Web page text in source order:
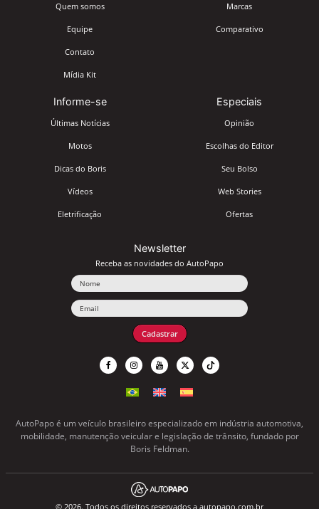
Quem somos
Equipe
Contato
Mídia Kit
Marcas
Comparativo
Informe-se
Últimas Notícias
Motos
Dicas do Boris
Vídeos
Eletrificação
Especiais
Opinião
Escolhas do Editor
Seu Bolso
Web Stories
Ofertas
Newsletter
Receba as novidades do AutoPapo
Cadastrar
AutoPapo é um veículo brasileiro especializado em indústria automotiva,
mobilidade, manutenção veicular e legislação de trânsito, fundado por
Boris Feldman.
© 2026. Todos os direitos reservados a autopapo.com.br